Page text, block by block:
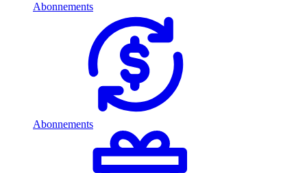
Abonnements
Abonnements